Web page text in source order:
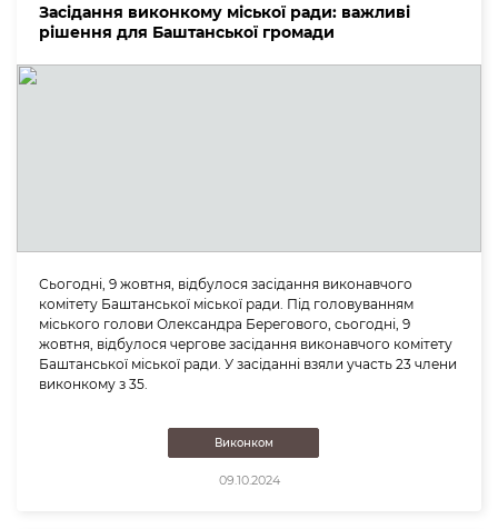
Засідання виконкому міської ради: важливі
рішення для Баштанської громади
Сьогодні, 9 жовтня, відбулося засідання виконавчого
комітету Баштанської міської ради. Під головуванням
міського голови Олександра Берегового, сьогодні, 9
жовтня, відбулося чергове засідання виконавчого комітету
Баштанської міської ради. У засіданні взяли участь 23 члени
виконкому з 35.
Виконком
09.10.2024